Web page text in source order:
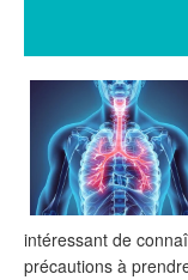
intéressant de
précautions à